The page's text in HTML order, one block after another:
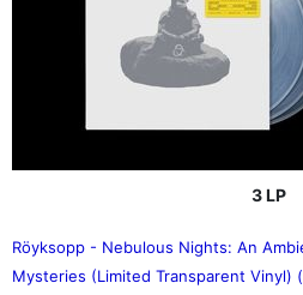
3 LP
Röyksopp - Nebulous Nights: An
Mysteries (Limited Transparent Vinyl)